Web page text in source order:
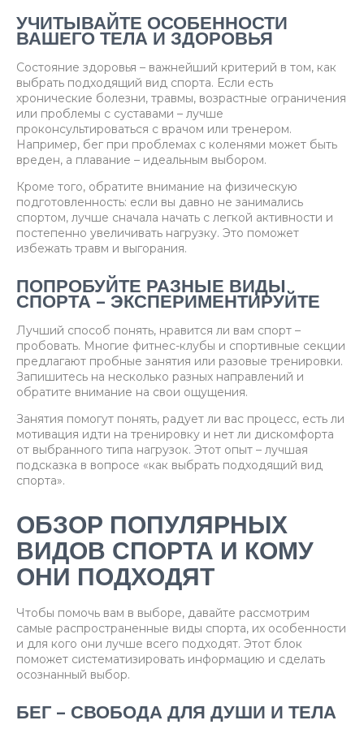
УЧИТЫВАЙТЕ ОСОБЕННОСТИ
ВАШЕГО ТЕЛА И ЗДОРОВЬЯ
Состояние здоровья – важнейший критерий в том, как
выбрать подходящий вид спорта. Если есть
хронические болезни, травмы, возрастные ограничения
или проблемы с суставами – лучше
проконсультироваться с врачом или тренером.
Например, бег при проблемах с коленями может быть
вреден, а плавание – идеальным выбором.
Кроме того, обратите внимание на физическую
подготовленность: если вы давно не занимались
спортом, лучше сначала начать с легкой активности и
постепенно увеличивать нагрузку. Это поможет
избежать травм и выгорания.
ПОПРОБУЙТЕ РАЗНЫЕ ВИДЫ
СПОРТА – ЭКСПЕРИМЕНТИРУЙТЕ
Лучший способ понять, нравится ли вам спорт –
пробовать. Многие фитнес-клубы и спортивные секции
предлагают пробные занятия или разовые тренировки.
Запишитесь на несколько разных направлений и
обратите внимание на свои ощущения.
Занятия помогут понять, радует ли вас процесс, есть ли
мотивация идти на тренировку и нет ли дискомфорта
от выбранного типа нагрузок. Этот опыт – лучшая
подсказка в вопросе «как выбрать подходящий вид
спорта».
ОБЗОР ПОПУЛЯРНЫХ
ВИДОВ СПОРТА И КОМУ
ОНИ ПОДХОДЯТ
Чтобы помочь вам в выборе, давайте рассмотрим
самые распространенные виды спорта, их особенности
и для кого они лучше всего подходят. Этот блок
поможет систематизировать информацию и сделать
осознанный выбор.
БЕГ – СВОБОДА ДЛЯ ДУШИ И ТЕЛА